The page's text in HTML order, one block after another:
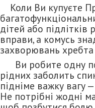
Коли Ви купуєте
дітей або
вправи, а комусь
захворювань хребта
Ви робите одну
рідних заболить
підніме важку вагу —
Не потрібні жодні